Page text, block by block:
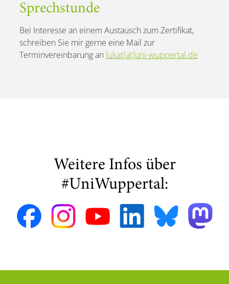
Sprechstunde
Bei Interesse an einem Austausch zum Zertifikat,
schreiben Sie mir gerne eine Mail zur
Terminvereinbarung an lukat[at]uni-wuppertal.de
Weitere Infos über
#UniWuppertal: